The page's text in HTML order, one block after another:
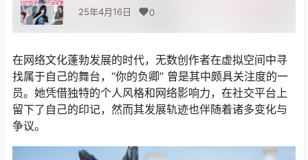
25年4月16日
0
在网络文化蓬勃发展的时代，无数创作者在虚拟空间中寻
找属于自己的舞台，“你的负卿” 曾是其中颇具关注度的一
员。她凭借独特的个人风格和网络影响力，在社交平台上
留下了自己的印记，然而其发展轨迹也伴随着诸多变化与
争议。